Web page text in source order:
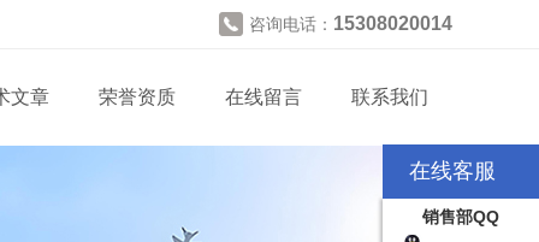
咨询电话： 15308020014
文章 荣誉资质 在线留言 联系我们
在线客服
销售部QQ